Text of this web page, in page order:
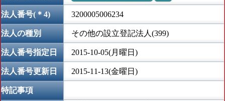
法人番号(＊4) 3200005006234
法人の種別 その他の設立登記法人(399)
法人番号指定日 2015-10-05(月曜日)
法人番号更新日 2015-11-13(金曜日)
特記事項